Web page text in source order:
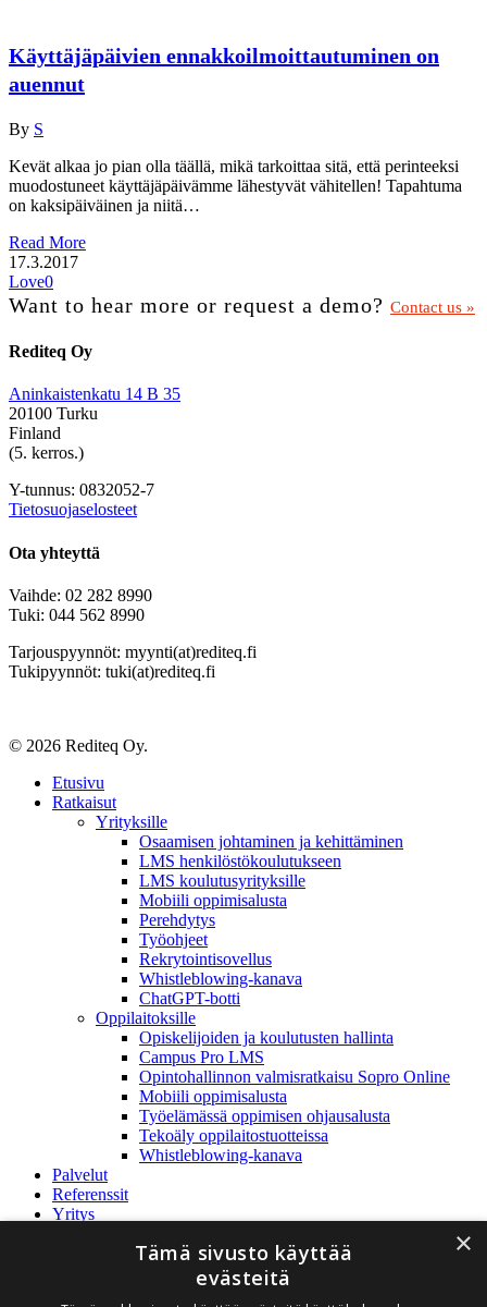
Käyttäjäpäivien ennakkoilmoittautuminen on
auennut
By S
Kevät alkaa jo pian olla täällä, mikä tarkoittaa sitä, että perinteeksi
muodostuneet käyttäjäpäivämme lähestyvät vähitellen! Tapahtuma
on kaksipäiväinen ja niitä…
Read More
17.3.2017
Love0
Want to hear more or request a demo? Contact us »
Rediteq Oy
Aninkaistenkatu 14 B 35
20100 Turku
Finland
(5. kerros.)
Y-tunnus: 0832052-7
Tietosuojaselosteet
Ota yhteyttä
Vaihde: 02 282 8990
Tuki: 044 562 8990
Tarjouspyynnöt: myynti(at)rediteq.fi
Tukipyynnöt: tuki(at)rediteq.fi
© 2026 Rediteq Oy.
Close
Menu
Etusivu
Ratkaisut
Yrityksille
Osaamisen johtaminen ja kehittäminen
LMS henkilöstökoulutukseen
LMS koulutusyrityksille
Mobiili oppimisalusta
Perehdytys
Työohjeet
Rekrytointisovellus
Whistleblowing-kanava
ChatGPT-botti
Oppilaitoksille
Opiskelijoiden ja koulutusten hallinta
Campus Pro LMS
Opintohallinnon valmisratkaisu Sopro Online
Mobiili oppimisalusta
Työelämässä oppimisen ohjausalusta
Tekoäly oppilaitostuotteissa
Whistleblowing-kanava
Palvelut
Referenssit
Yritys
Yhteystiedot
×
Tämä sivusto käyttää
evästeitä